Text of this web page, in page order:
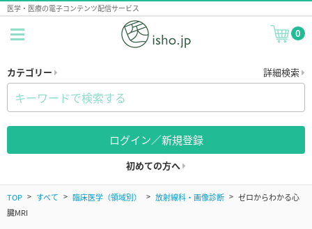
医学・医療の電子コンテンツ配信サービス
0
カテゴリー 詳細検索
ログイン／新規登録
初めての方へ
TOP すべて 臨床医学（領域別） 放射線科・画像診断
ゼロからわかる心
臓MRI